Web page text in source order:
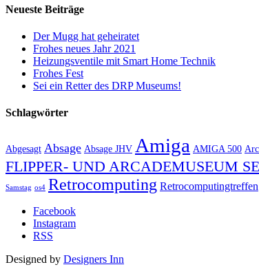
Neueste Beiträge
Der Mugg hat geheiratet
Frohes neues Jahr 2021
Heizungsventile mit Smart Home Technik
Frohes Fest
Sei ein Retter des DRP Museums!
Schlagwörter
Abgesagt Absage Absage JHV Amiga AMIGA 500
FLIPPER- UND ARCADEMUSEUM
Samstag os4 Retrocomputing Retrocomputingtreffen
Facebook
Instagram
RSS
Designed by Designers Inn